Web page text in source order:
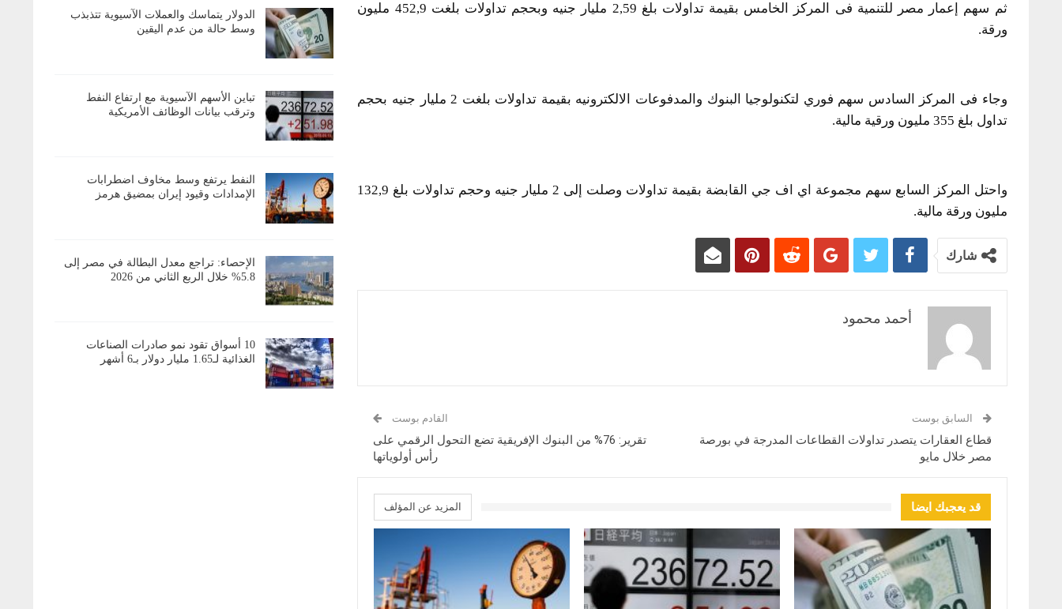
ثم سهم إعمار مصر للتنمية فى المركز الخامس بقيمة تداولات بلغ 2,59 مليار جنيه وبحجم تداولات بلغت 452,9 مليون
ورقة.
وجاء فى المركز السادس سهم فوري لتكنولوجيا البنوك والمدفوعات الالكترونيه بقيمة تداولات بلغت 2 مليار جنيه بحجم
تداول بلغ 355 مليون ورقية مالية.
واحتل المركز السابع سهم مجموعة اي اف جي القابضة بقيمة تداولات وصلت إلى 2 مليار جنيه وحجم تداولات بلغ 132,9
مليون ورقة مالية.
شارك
أحمد محمود
السابق بوست
قطاع العقارات يتصدر تداولات القطاعات المدرجة في بورصة
مصر خلال مايو
القادم بوست
تقرير: 76% من البنوك الإفريقية تضع التحول الرقمي على
رأس أولوياتها
قد يعجبك ايضا المزيد عن المؤلف
الدولار يتماسك والعملات الآسيوية تتذبذب
وسط حالة من عدم اليقين
تباين الأسهم الآسيوية مع ارتفاع النفط
وترقب بيانات الوظائف الأمريكية
النفط يرتفع وسط مخاوف اضطرابات
الإمدادات وقيود إيران بمضيق هرمز
الإحصاء: تراجع معدل البطالة في مصر إلى
5.8% خلال الربع الثاني من 2026
10 أسواق تقود نمو صادرات الصناعات
الغذائية لـ1.65 مليار دولار بـ6 أشهر